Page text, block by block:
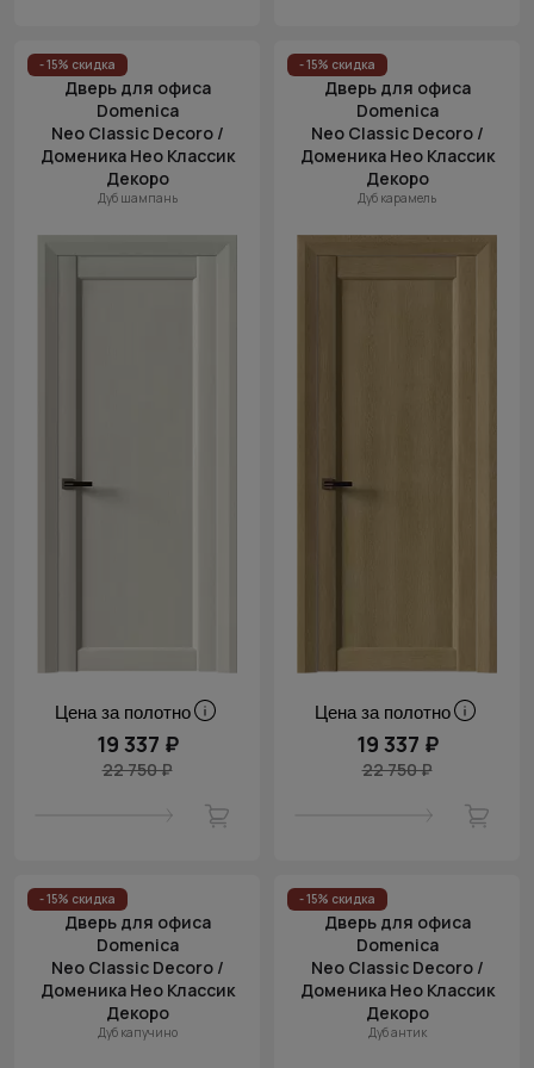
- 15% скидка
Дверь для офиса
Domenica
Neo Classic Decoro /
Доменика Нео Классик
Декоро
Дуб шампань
Цена за полотно
19 337 ₽
22 750 ₽
- 15% скидка
Дверь для офиса
Domenica
Neo Classic Decoro /
Доменика Нео Классик
Декоро
Дуб карамель
Цена за полотно
19 337 ₽
22 750 ₽
- 15% скидка
Дверь для офиса
Domenica
Neo Classic Decoro /
Доменика Нео Классик
Декоро
Дуб капучино
- 15% скидка
Дверь для офиса
Domenica
Neo Classic Decoro /
Доменика Нео Классик
Декоро
Дуб антик